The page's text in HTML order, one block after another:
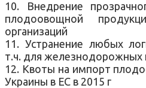
10. Внедрение
плодоовощной
организаций
11. Устранение любых
т.ч. для железнодорожных
12. Квоты на импорт
Украины в ЕС в 2015 г